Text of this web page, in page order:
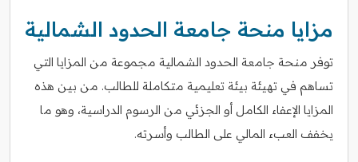
مزايا منحة جامعة الحدود الشمالية
توفر منحة جامعة الحدود الشمالية مجموعة من المزايا التي
تساهم في تهيئة بيئة تعليمية متكاملة للطالب. من بين هذه
المزايا الإعفاء الكامل أو الجزئي من الرسوم الدراسية، وهو ما
يخفف العبء المالي على الطالب وأسرته.